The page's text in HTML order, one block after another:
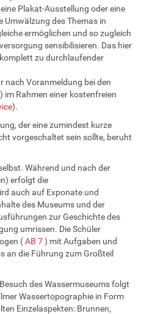
Plakat-Ausstellung oder eine
Umwälzung des Themas in
ermöglichen und so zugleich
sensibilisieren. Das hier
zu durchlaufender
nach Voranmeldung bei den
im Rahmen einer kostenfreien
).
der eine zumindest kurze
vorgeschaltet sein sollte, beruht
Während und nach der
erfolgt die
auch auf Exponate und
des Museums und der
zur Geschichte des
umrissen. Die Schüler
(AB 7) mit Aufgaben und
an die Führung zum Großteil
des Wassermuseums folgt
Wassertopographie in Form
Einzelaspekten: Brunnen,